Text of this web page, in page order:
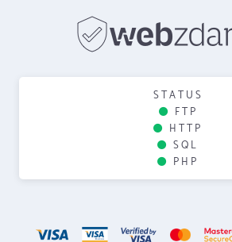
STATUS
FTP
HTTP
SQL
PHP